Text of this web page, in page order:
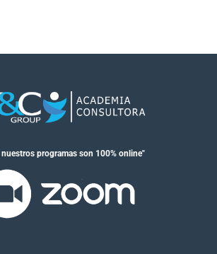
programas son 100% online"